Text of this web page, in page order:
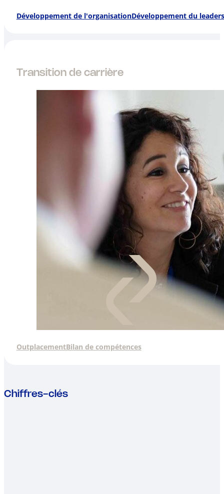
Développement de l'organisationDéveloppement du
Transition de carrière
OutplacementBilan de compétences
Chiffres-clés